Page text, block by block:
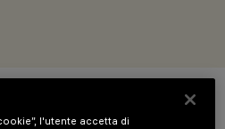
l'utente accetta di